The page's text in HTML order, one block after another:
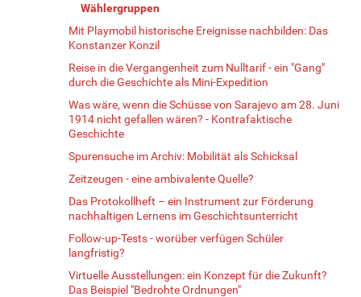
Wählergruppen
Mit Playmobil historische Ereignisse nachbilden: Das
Konstanzer Konzil
Reise in die Vergangenheit zum Nulltarif - ein "Gang"
durch die Geschichte als Mini-Expedition
Was wäre, wenn die Schüsse von Sarajevo am 28. Juni
1914 nicht gefallen wären? - Kontrafaktische
Geschichte
Spurensuche im Archiv: Mobilität als Schicksal
Zeitzeugen - eine ambivalente Quelle?
Das Protokollheft – ein Instrument zur Förderung
nachhaltigen Lernens im Geschichtsunterricht
Follow-up-Tests - worüber verfügen Schüler
langfristig?
Virtuelle Ausstellungen: ein Konzept für die Zukunft?
Das Beispiel "Bedrohte Ordnungen"